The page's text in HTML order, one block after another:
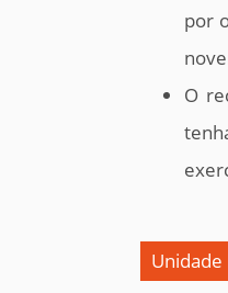
por
O
Unidade